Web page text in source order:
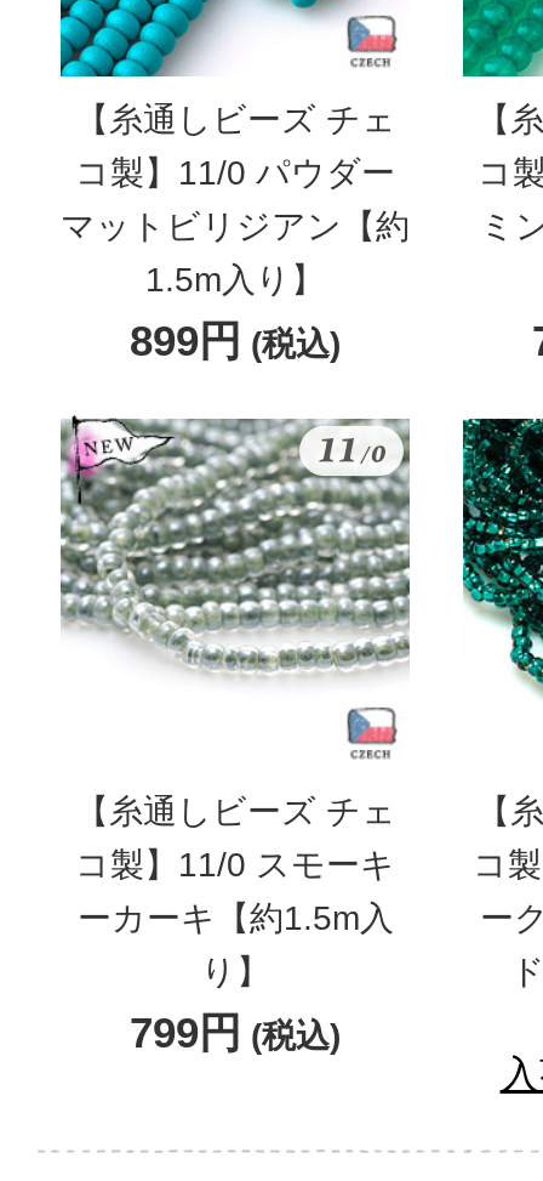
【糸通しビーズ チェ
コ製】11/0 パウダー
マットビリジアン【約
1.5m入り】
899円 (税込)
【
コ
ミ
【糸通しビーズ チェ
コ製】11/0 スモーキ
ーカーキ【約1.5m入
り】
799円 (税込)
【
コ
ー